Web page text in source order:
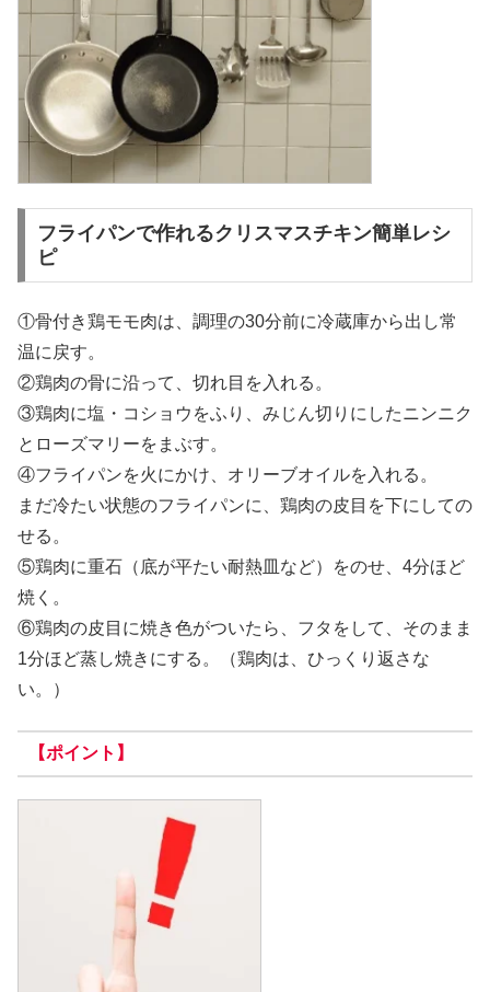
フライパンで作れるクリスマスチキン簡単レシ
ピ
①骨付き鶏モモ肉は、調理の30分前に冷蔵庫から出し常
温に戻す。
②鶏肉の骨に沿って、切れ目を入れる。
③鶏肉に塩・コショウをふり、みじん切りにしたニンニク
とローズマリーをまぶす。
④フライパンを火にかけ、オリーブオイルを入れる。
まだ冷たい状態のフライパンに、鶏肉の皮目を下にしての
せる。
⑤鶏肉に重石（底が平たい耐熱皿など）をのせ、4分ほど
焼く。
⑥鶏肉の皮目に焼き色がついたら、フタをして、そのまま
1分ほど蒸し焼きにする。（鶏肉は、ひっくり返さな
い。）
【ポイント】